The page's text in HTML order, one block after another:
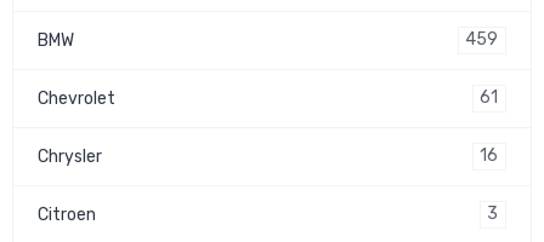
BMW 459
Chevrolet 61
Chrysler 16
Citroen 3